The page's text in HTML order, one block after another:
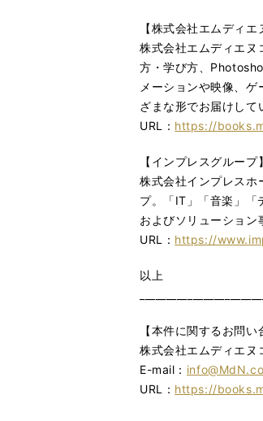
【株式会社エムディエ
株式会社エムディエヌ
方・学び方、
メーションや映像、
ざまな形でお届けして
URL： https://
【インプレスグループ】
株式会社インプレス
プ。「IT」「音楽」「
およびソリューション
URL： https://
以上
【本件に関するお問い
株式会社エムディエヌ
E-mail：
URL： https://